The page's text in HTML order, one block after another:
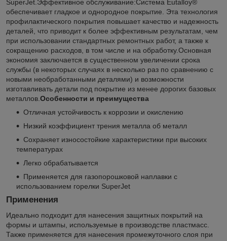
SuperJet.Эффективное обслуживание:Система Eutalloy®
обеспечивает гладкое и однородное покрытие. Эта технология
профилактического покрытия повышает качество и надежность
деталей, что приводит к более эффективным результатам, чем
при использовании стандартных ремонтных работ, а также к
сокращению расходов, в том числе и на обработку.Основная
экономия заключается в существенном увеличении срока
службы (в некоторых случаях в несколько раз по сравнению с
новыми необработанными деталями) и возможности
изготавливать детали под покрытие из менее дорогих базовых
металлов.Особенности и преимущества
Отличная устойчивость к коррозии и окислению
Низкий коэффициент трения металла об металл
Сохраняет износостойкие характеристики при высоких
температурах
Легко обрабатывается
Применяется для газопорошковой наплавки с
использованием горелки SuperJet
Применения
Идеально подходит для нанесения защитных покрытий на
формы и штампы, используемые в производстве пластмасс.
Также применяется для нанесения промежуточного слоя при